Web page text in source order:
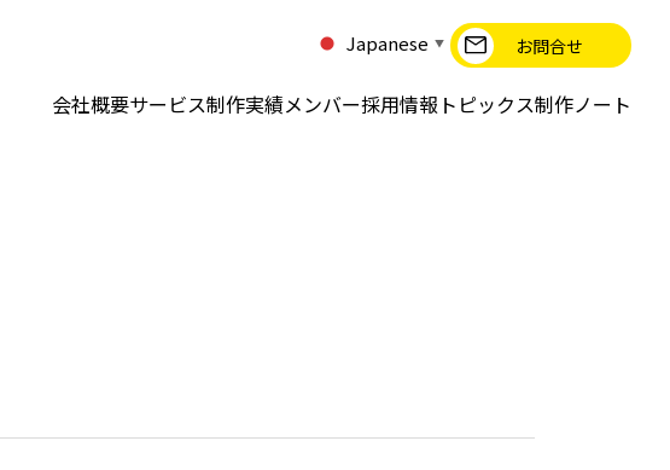
Japanese ▼ お問合せ
会社概要サービス制作実績メンバー採用情報 トピックス制作ノート